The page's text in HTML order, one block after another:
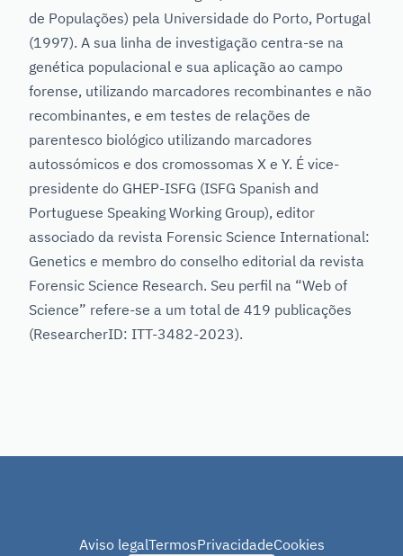
de Populações) pela Universidade do Porto, Portugal
(1997). A sua linha de investigação centra-se na
genética populacional e sua aplicação ao campo
forense, utilizando marcadores recombinantes e não
recombinantes, e em testes de relações de
parentesco biológico utilizando marcadores
autossómicos e dos cromossomas X e Y. É vice-
presidente do GHEP-ISFG (ISFG Spanish and
Portuguese Speaking Working Group), editor
associado da revista Forensic Science International:
Genetics e membro do conselho editorial da revista
Forensic Science Research. Seu perfil na “Web of
Science” refere-se a um total de 419 publicações
(ResearcherID: ITT-3482-2023).
Aviso legalTermosPrivacidadeCookies